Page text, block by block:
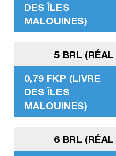
DES ÎLES
MALOUINES)
5 BRL
0,79 FKP (LIVRE
DES ÎLES
MALOUINES)
6 BRL